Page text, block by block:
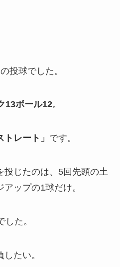
投球でした。
13ボール12。
トレート」 です。
投じたのは、5回先頭の土
ップの1球だけ。
した。
たい。